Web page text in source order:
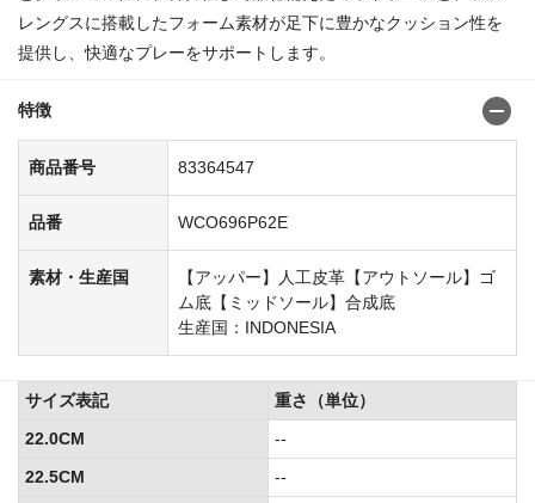
レングスに搭載したフォーム素材が足下に豊かなクッション性を
提供し、快適なプレーをサポートします。
特徴
商品番号 83364547
品番 WCO696P62E
素材・生産国
【アッパー】人工皮革【アウトソール】ゴ
ム底【ミッドソール】合成底
生産国：INDONESIA
サイズ表記
重さ（単位）
22.0CM
--
22.5CM
--